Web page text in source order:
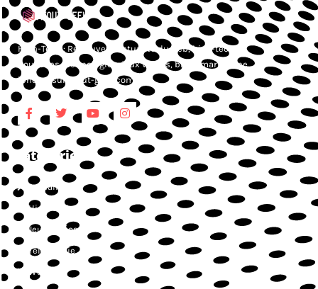
High-Tech : Retrouvez l’actualité du web, high-tech,
nouvelles technologies, jeux vidéos, blog smartphone,
iphone, sur Atout-geek.com.
Catégories
Actualités
High-Tech
Jeux vidéos
Téléphonie
Web